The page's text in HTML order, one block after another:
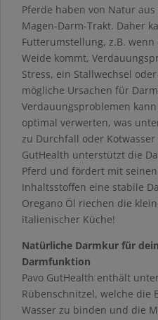
Pferde haben von Natur
Magen-Darm-Trakt. Daher
Futterumstellung, z.B.
Weide kommt,
Stress, ein Stallwechsel
mögliche Ursachen für
Verdauungsproblemen
optimal verwerten, was
zu Durchfall oder
GutHealth unterstützt die
Pferd und fördert mit
Inhaltsstoffen eine stabile
Oregano Öl riechen die
italienischer Küche!
Natürliche Darmkur für
Darmfunktion
Pavo GutHealth enthält
Rübenschnitzel, welche die
Wasser zu binden und die